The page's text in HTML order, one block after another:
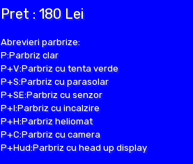
Pret : 180 Lei
Abrevieri parbrize:
P:Parbriz clar
P+V:Parbriz cu tenta verde
P+S:Parbriz cu parasolar
P+SE:Parbriz cu senzor
P+I:Parbriz cu incalzire
P+H:Parbriz heliomat
P+C:Parbriz cu camera
P+Hud:Parbriz cu head up display